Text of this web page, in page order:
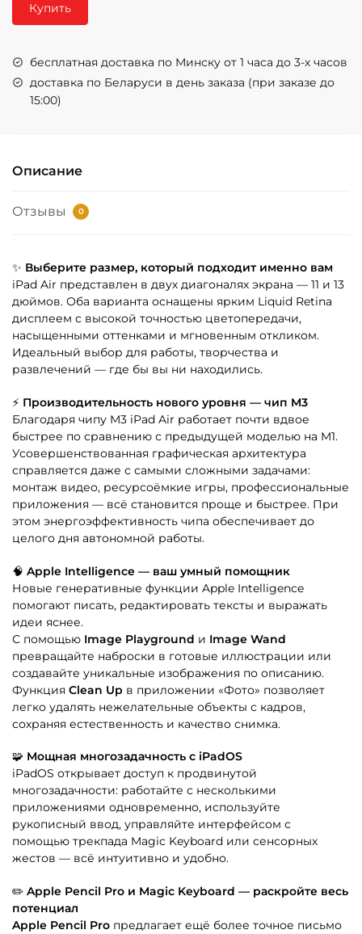
Купить
бесплатная доставка по Минску от 1 часа до 3-х часов
доставка по Беларуси в день заказа (при заказе до
15:00)
Описание
Отзывы 0
✨ Выберите размер, который подходит именно вам
iPad Air представлен в двух диагоналях экрана — 11 и 13
дюймов. Оба варианта оснащены ярким Liquid Retina
дисплеем с высокой точностью цветопередачи,
насыщенными оттенками и мгновенным откликом.
Идеальный выбор для работы, творчества и
развлечений — где бы вы ни находились.
⚡ Производительность нового уровня — чип M3
Благодаря чипу M3 iPad Air работает почти вдвое
быстрее по сравнению с предыдущей моделью на M1.
Усовершенствованная графическая архитектура
справляется даже с самыми сложными задачами:
монтаж видео, ресурсоёмкие игры, профессиональные
приложения — всё становится проще и быстрее. При
этом энергоэффективность чипа обеспечивает до
целого дня автономной работы.
🧠 Apple Intelligence — ваш умный помощник
Новые генеративные функции Apple Intelligence
помогают писать, редактировать тексты и выражать
идеи яснее.
С помощью Image Playground и Image Wand
превращайте наброски в готовые иллюстрации или
создавайте уникальные изображения по описанию.
Функция Clean Up в приложении «Фото» позволяет
легко удалять нежелательные объекты с кадров,
сохраняя естественность и качество снимка.
🧩 Мощная многозадачность с iPadOS
iPadOS открывает доступ к продвинутой
многозадачности: работайте с несколькими
приложениями одновременно, используйте
рукописный ввод, управляйте интерфейсом с
помощью трекпада Magic Keyboard или сенсорных
жестов — всё интуитивно и удобно.
✏️ Apple Pencil Pro и Magic Keyboard — раскройте весь
потенциал
Apple Pencil Pro предлагает ещё более точное письмо